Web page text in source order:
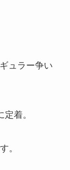
ュラー争い
着。
。